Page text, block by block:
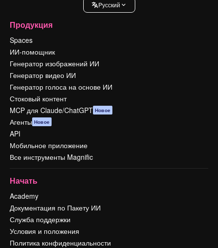
Pусский
Продукция
Spaces
ИИ-помощник
Генератор изображений ИИ
Генератор видео ИИ
Генератор голоса на основе ИИ
Стоковый контент
MCP для Claude/ChatGPT Новое
Агенты Новое
API
Мобильное приложение
Все инструменты Magnific
Начать
Academy
Документация по Пакету ИИ
Служба поддержки
Условия и положения
Политика конфиденциальности